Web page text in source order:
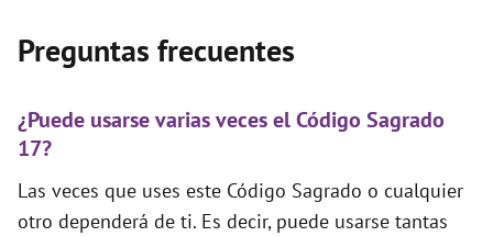
Preguntas frecuentes
¿Puede usarse varias veces el Código Sagrado
17?
Las veces que uses este Código Sagrado o cualquier
otro dependerá de ti. Es decir, puede usarse tantas